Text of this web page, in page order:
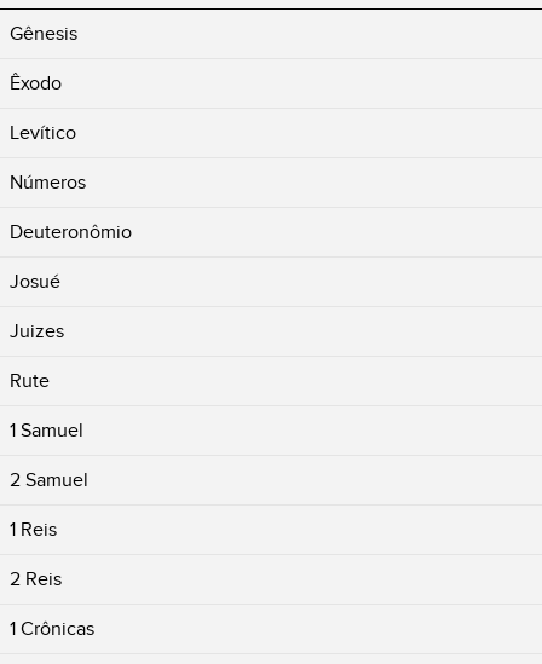
Gênesis
Êxodo
Levítico
Números
Deuteronômio
Josué
Juizes
Rute
1 Samuel
2 Samuel
1 Reis
2 Reis
1 Crônicas